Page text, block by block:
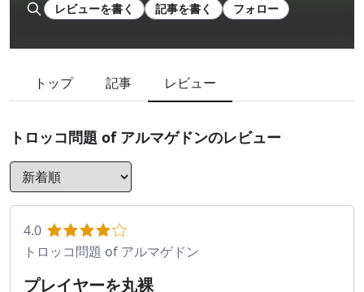
レビューを書く
記事を書く フォロー
トップ 記事 レビュー
トロッコ問題 of アルマゲドンのレビュー
4.0
トロッコ問題 of アルマゲドン
プレイヤーを丸裸